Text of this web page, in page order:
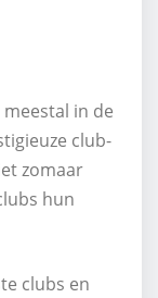
in de
club-
zomaar
hun
clubs en